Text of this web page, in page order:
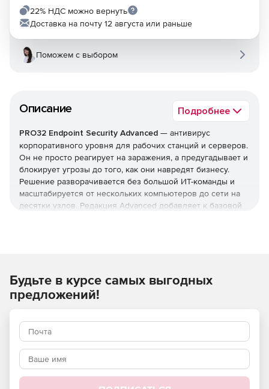
Описание Подробнее
PRO32 Endpoint Security Advanced — антивирус
корпоративного уровня для рабочих станций и серверов.
Он не просто реагирует на заражения, а предугадывает и
блокирует угрозы до того, как они навредят бизнесу.
Решение разворачивается без большой ИТ-команды и
масштабируется от нескольких компьютеров до сети на
десятки узлов. Редакция Advanced добавляет к базовой
Как устроена защита
В основе — многоуровневая модель: антивирус,
вымогателей, фильтрация почты и интернет-трафика.
Отмеченные наградами технологии упреждающего
обнаружения дополняются поведенческим
(эвристическим) анализом, который выявляет
неизвестные вредоносные программы и эксплойты
22% НДС можно вернуть
Доставка на почту 12 августа или раньше
Поможем с выбором
Будьте в курсе самых выгодных
предложений!